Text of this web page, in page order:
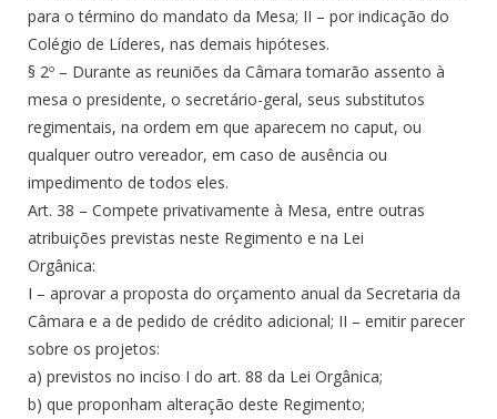
para o término do mandato da Mesa; II – por indicação do
Colégio de Líderes, nas demais hipóteses.
§ 2º – Durante as reuniões da Câmara tomarão assento à
mesa o presidente, o secretário-geral, seus substitutos
regimentais, na ordem em que aparecem no caput, ou
qualquer outro vereador, em caso de ausência ou
impedimento de todos eles.
Art. 38 – Compete privativamente à Mesa, entre outras
atribuições previstas neste Regimento e na Lei
Orgânica:
I – aprovar a proposta do orçamento anual da Secretaria da
Câmara e a de pedido de crédito adicional; II – emitir parecer
sobre os projetos:
a) previstos no inciso I do art. 88 da Lei Orgânica;
b) que proponham alteração deste Regimento;